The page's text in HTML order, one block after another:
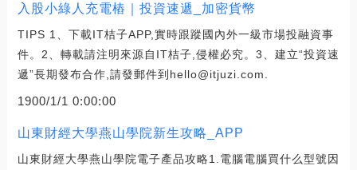
入股小綠人充電樁｜投資速遞_加密貨幣
TIPS 1、下載IT桔子APP,實時跟蹤國內外一級市場投融資事
件。2、轉載請注明來源自IT桔子,侵權必究。3、建立“投資速
遞”長期發布合作,請發郵件到hello@itjuzi.com.
1900/1/1 0:00:00
山東財經大學燕山學院新生攻略_APP
山東財經大學燕山學院電子產品攻略1.電腦電腦買什么型號因